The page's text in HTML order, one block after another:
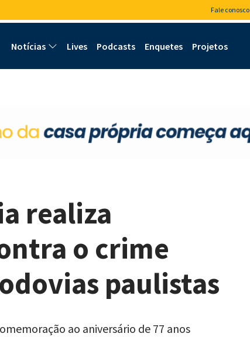
Fale conosco
Notícias Lives Podcasts Enquetes Projetos
realiza
o crime
paulistas
ao aniversário de 77 anos